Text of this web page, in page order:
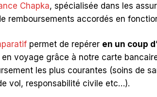
Chapka, spécialisée dans les
remboursements accordés en
permet de repérer en un coup
voyage grâce à notre carte
les plus courantes (soins de
vol, responsabilité civile etc…).